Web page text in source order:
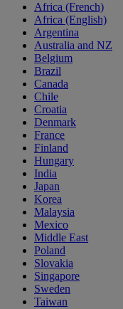
Africa (French)
Africa (English)
Argentina
Australia and NZ
Belgium
Brazil
Canada
Chile
Croatia
Denmark
France
Finland
Hungary
India
Japan
Korea
Malaysia
Mexico
Middle East
Poland
Slovakia
Singapore
Sweden
Taiwan